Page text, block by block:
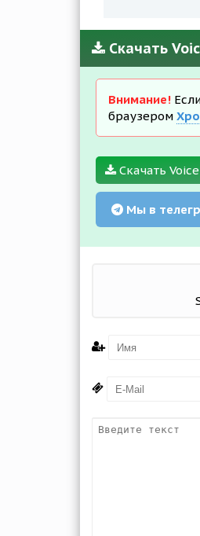
Скачать
Внимание!
браузером
Скачать
Мы в